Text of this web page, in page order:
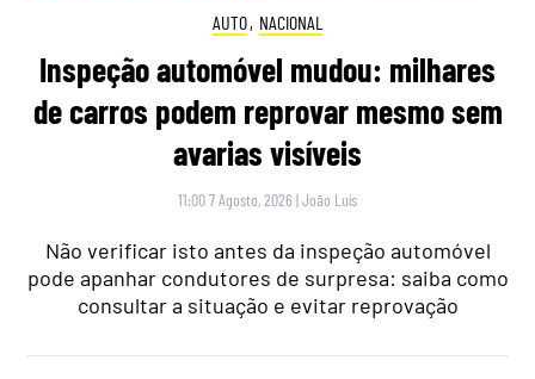
AUTO, NACIONAL
Inspeção automóvel mudou: milhares
de carros podem reprovar mesmo sem
avarias visíveis
11:00 7 Agosto, 2026 |João Luís
Não verificar isto antes da inspeção automóvel
pode apanhar condutores de surpresa: saiba como
consultar a situação e evitar reprovação